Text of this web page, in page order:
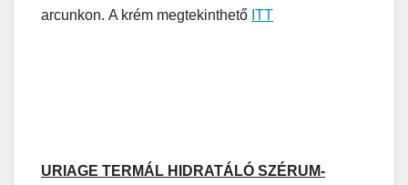
arcunkon. A krém megtekinthető ITT
URIAGE TERMÁL HIDRATÁLÓ SZÉRUM-